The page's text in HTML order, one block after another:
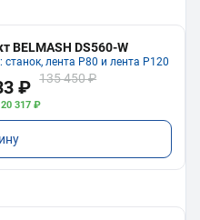
BELMASH DS560-W
станок, лента P80 и лента P120
₽ 135 450 ₽
317 ₽